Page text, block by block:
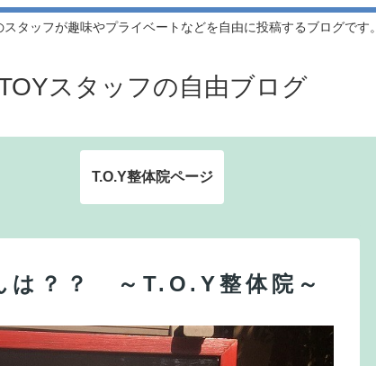
スタッフが趣味やプライベートなどを自由に投稿するブログです。
スタッフの自由ブログ
T.O.Y整体院ページ
は？？ ～T.O.Y整体院～